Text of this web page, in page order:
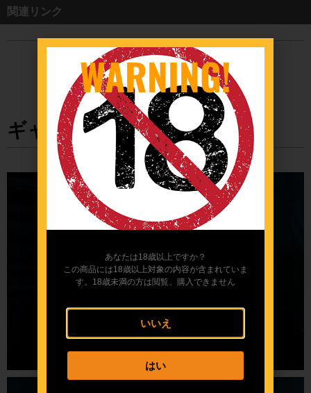
関連リンク
ギャラリー
WARNING!
あなたは18歳以上ですか？
この商品には18歳以上対象の内容が含まれていま
す。18歳未満の方は閲覧、購入できません
いいえ
はい